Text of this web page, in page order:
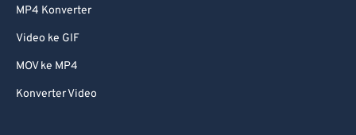
MP4 Konverter
Video ke GIF
MOV ke MP4
Konverter Video